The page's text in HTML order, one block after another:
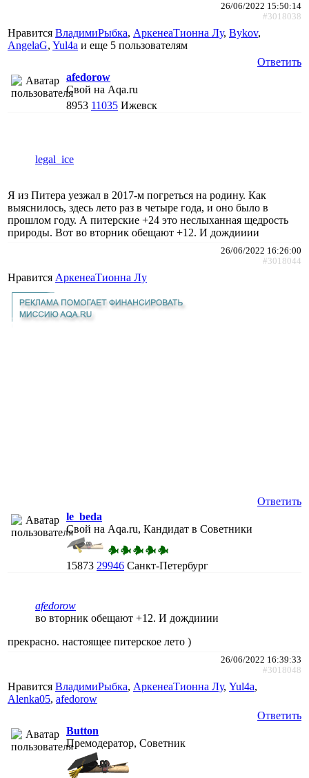
26/06/2022 15:50:14
#3018038
Нравится ВладимиРыбка, АркенеаТионна Лу, Bykov,
AngelaG, Yul4a и еще 5 пользователям
Ответить
afedorow
Свой на Aqa.ru
8953 11035 Ижевск
legal_ice
Я из Питера уезжал в 2017-м погреться на родину. Как
выяснилось, здесь лето раз в четыре года, и оно было в
прошлом году. А питерские +24 это неслыханная щедрость
природы. Вот во вторник обещают +12. И дождииии
26/06/2022 16:26:00
#3018044
Нравится АркенеаТионна Лу
Ответить
le_beda
Свой на Aqa.ru, Кандидат в Советники
15873 29946 Санкт-Петербург
afedorow
во вторник обещают +12. И дождииии
прекрасно. настоящее питерское лето )
26/06/2022 16:39:33
#3018048
Нравится ВладимиРыбка, АркенеаТионна Лу, Yul4a,
Alenka05, afedorow
Ответить
Button
Премодератор, Советник